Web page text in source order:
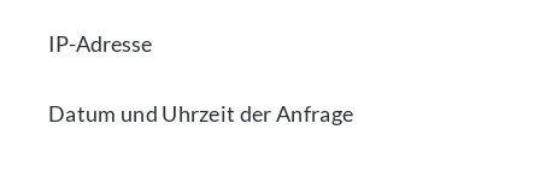
IP-Adresse
Datum und Uhrzeit der Anfrage